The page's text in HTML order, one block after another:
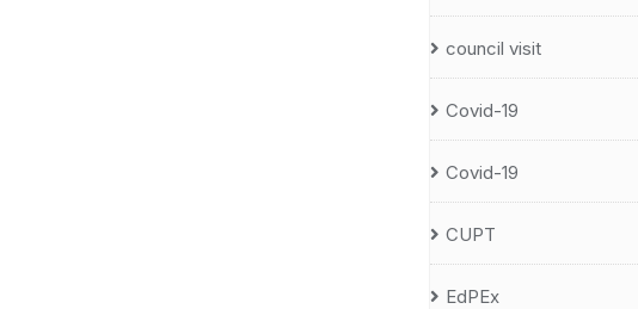
council visit
Covid-19
Covid-19
CUPT
EdPEx